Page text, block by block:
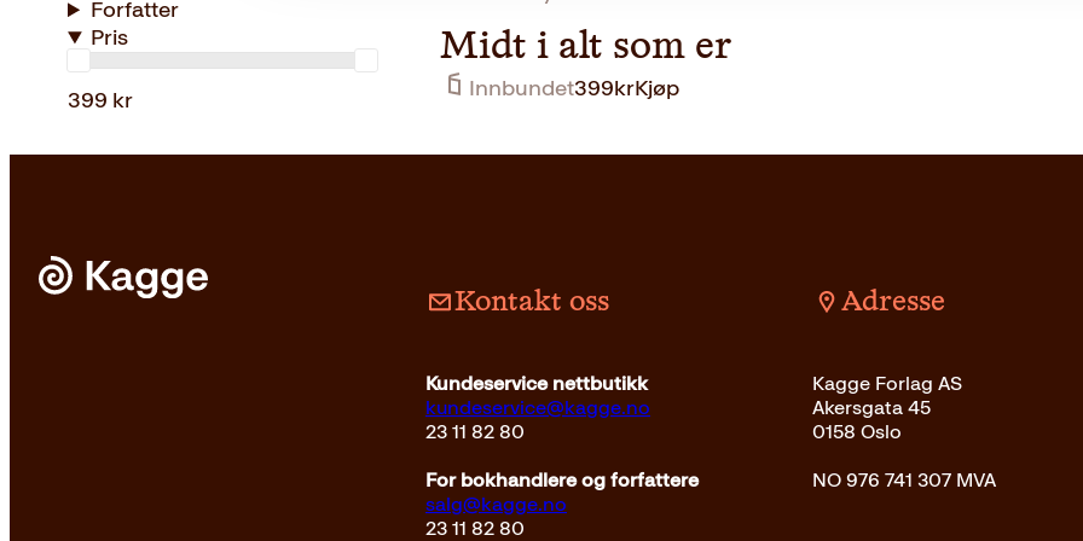
Forfatter
Pris
399 kr
Midt i alt som er
Innbundet399krKjøp
Kontakt oss
Kundeservice nettbutikk
kundeservice@kagge.no
23 11 82 80
For bokhandlere og forfattere
salg@kagge.no
23 11 82 80
Adresse
Kagge Forlag AS
Akersgata 45
0158 Oslo
NO 976 741 307 MVA